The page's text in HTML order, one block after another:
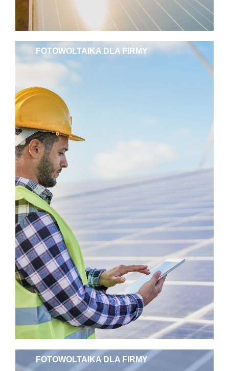
FOTOWOLTAIKA DLA FIRMY
FOTOWOLTAIKA DLA FIRMY